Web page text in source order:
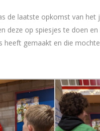
de laatste opkomst van
deze op spiesjes te doen
heeft gemaakt en die